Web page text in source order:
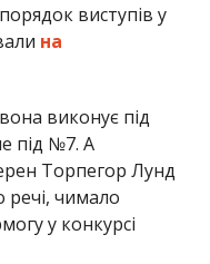
виступів у
на
вона виконує під
під №7. А
Торпегор Лунд
чимало
у конкурсі